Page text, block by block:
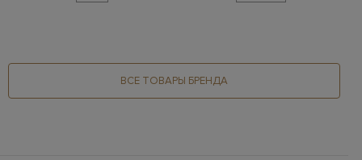
ВСЕ ТОВАРЫ БРЕНДА